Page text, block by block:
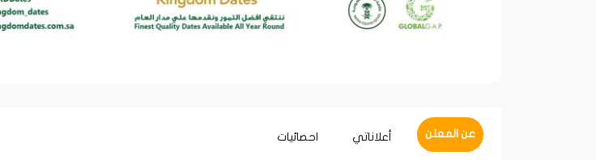
عن المعلن أعلاناتي احصائيات